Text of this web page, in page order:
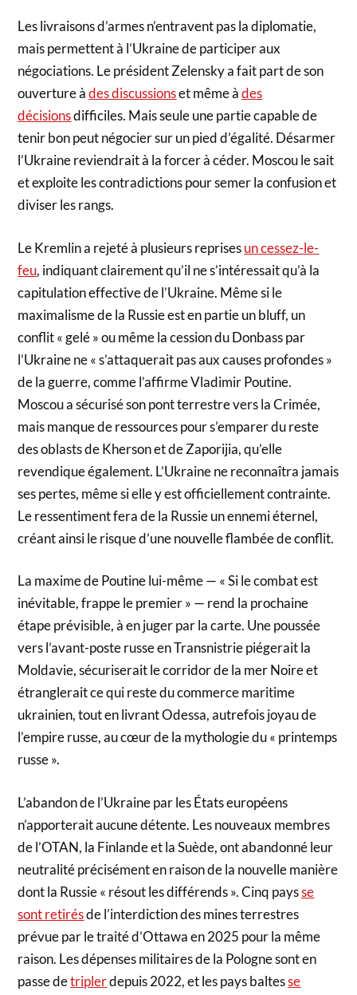
Les livraisons d’armes n’entravent pas la diplomatie,
mais permettent à l’Ukraine de participer aux
négociations. Le président Zelensky a fait part de son
ouverture àdes discussionset même àdes
décisionsdifficiles. Mais seule une partie capable de
tenir bon peut négocier sur un pied d’égalité. Désarmer
l’Ukraine reviendrait à la forcer à céder. Moscou le sait
et exploite les contradictions pour semer la confusion et
diviser les rangs.
Le Kremlin a rejeté à plusieurs reprisesun cessez-le-
feu, indiquant clairement qu’il ne s’intéressait qu’à la
capitulation effective de l’Ukraine. Même si le
maximalisme de la Russie est en partie un bluff, un
conflit « gelé » ou même la cession du Donbass par
l’Ukraine ne « s’attaquerait pas aux causes profondes »
de la guerre, comme l’affirme Vladimir Poutine.
Moscou a sécurisé son pont terrestre vers la Crimée,
mais manque de ressources pour s’emparer du reste
des oblasts de Kherson et de Zaporijia, qu’elle
revendique également. L’Ukraine ne reconnaîtra jamais
ses pertes, même si elle y est officiellement contrainte.
Le ressentiment fera de la Russie un ennemi éternel,
créant ainsi le risque d’une nouvelle flambée de conflit.
La maxime de Poutine lui-même — « Si le combat est
inévitable, frappe le premier » — rend la prochaine
étape prévisible, à en juger par la carte. Une poussée
vers l’avant-poste russe en Transnistrie piégerait la
Moldavie, sécuriserait le corridor de la mer Noire et
étranglerait ce qui reste du commerce maritime
ukrainien, tout en livrant Odessa, autrefois joyau de
l’empire russe, au cœur de la mythologie du « printemps
russe ».
L’abandon de l’Ukraine par les États européens
n’apporterait aucune détente. Les nouveaux membres
de l’OTAN, la Finlande et la Suède, ont abandonné leur
neutralité précisément en raison de la nouvelle manière
dont la Russie « résout les différends ». Cinq paysse
sont retirésde l’interdiction des mines terrestres
prévue par le traité d’Ottawa en 2025 pour la même
raison. Les dépenses militaires de la Pologne sont en
passe detriplerdepuis 2022, et les pays baltesse